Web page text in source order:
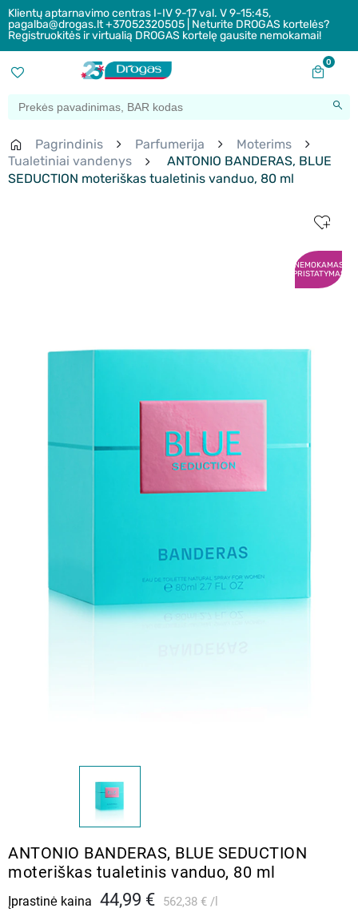
Klientų aptarnavimo centras I-IV 9-17 val. V 9-15:45,
pagalba@drogas.lt +37052320505 | Neturite DROGAS kortelės?
Registruokitės ir virtualią DROGAS kortelę gausite nemokamai!
0
Pagrindinis Parfumerija
Moterims
Tualetiniai vandenys
ANTONIO BANDERAS, BLUE
SEDUCTION moteriškas tualetinis vanduo, 80 ml
NEMOKAMAS
PRISTATYMAS
ANTONIO BANDERAS, BLUE SEDUCTION
moteriškas tualetinis vanduo, 80 ml
Įprastinė kaina 44,99 € 562,38 €